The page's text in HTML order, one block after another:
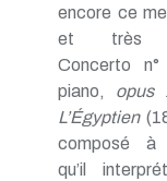
encore ce
et très
Concerto
piano, opus
L’Égyptien
composé à
qu’il